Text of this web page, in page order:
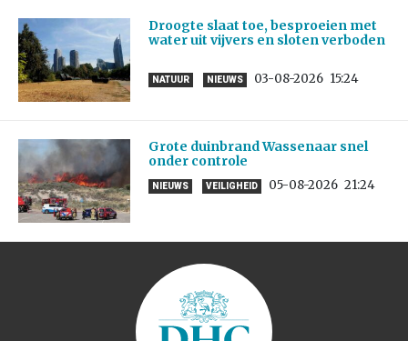
Droogte slaat toe, besproeien met
water uit vijvers en sloten verboden
NATUUR NIEUWS 03-08-2026 15:24
Grote duinbrand Wassenaar snel
onder controle
NIEUWS VEILIGHEID 05-08-2026 21:24